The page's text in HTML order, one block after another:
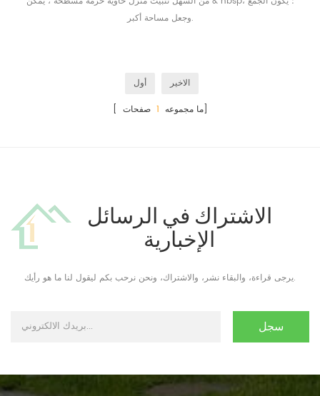
وجعل مساحة أكبر.
أول
الاخير
[ ما مجموعه 1 صفحات]
الاشتراك في الرسائل
الإخبارية
يرجى قراءة، والبقاء نشر، والاشتراك، ونحن نرحب بكم ليقول لنا ما هو رأيك.